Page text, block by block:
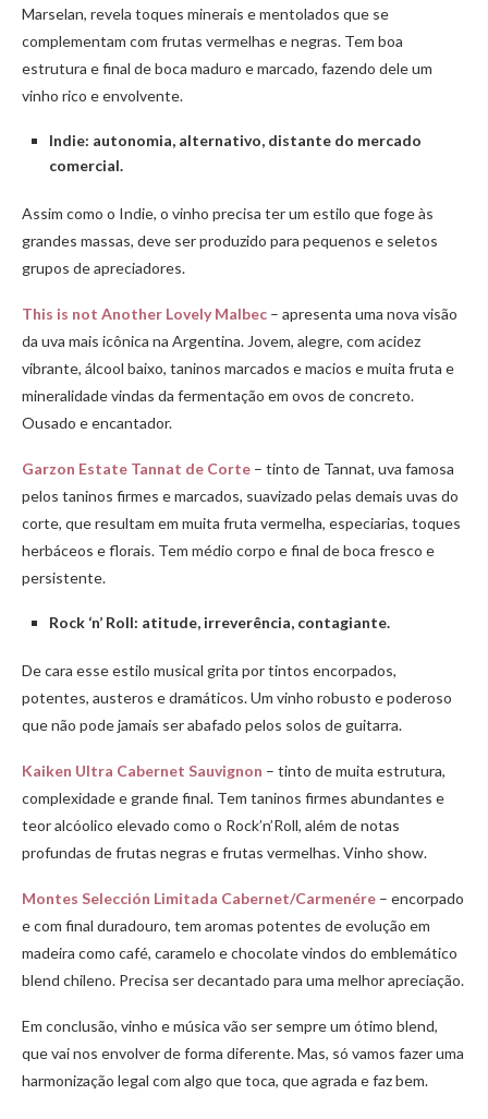
Marselan, revela toques minerais e mentolados que se
complementam com frutas vermelhas e negras. Tem boa
estrutura e final de boca maduro e marcado, fazendo dele um
vinho rico e envolvente.
Indie: autonomia, alternativo, distante do mercado
comercial.
Assim como o Indie, o vinho precisa ter um estilo que foge às
grandes massas, deve ser produzido para pequenos e seletos
grupos de apreciadores.
This is not Another Lovely Malbec – apresenta uma nova visão
da uva mais icônica na Argentina. Jovem, alegre, com acidez
vibrante, álcool baixo, taninos marcados e macios e muita fruta e
mineralidade vindas da fermentação em ovos de concreto.
Ousado e encantador.
Garzon Estate Tannat de Corte – tinto de Tannat, uva famosa
pelos taninos firmes e marcados, suavizado pelas demais uvas do
corte, que resultam em muita fruta vermelha, especiarias, toques
herbáceos e florais. Tem médio corpo e final de boca fresco e
persistente.
Rock ‘n’ Roll: atitude, irreverência, contagiante.
De cara esse estilo musical grita por tintos encorpados,
potentes, austeros e dramáticos. Um vinho robusto e poderoso
que não pode jamais ser abafado pelos solos de guitarra.
Kaiken Ultra Cabernet Sauvignon – tinto de muita estrutura,
complexidade e grande final. Tem taninos firmes abundantes e
teor alcóolico elevado como o Rock’n’Roll, além de notas
profundas de frutas negras e frutas vermelhas. Vinho show.
Montes Selección Limitada Cabernet/Carmenére – encorpado
e com final duradouro, tem aromas potentes de evolução em
madeira como café, caramelo e chocolate vindos do emblemático
blend chileno. Precisa ser decantado para uma melhor apreciação.
Em conclusão, vinho e música vão ser sempre um ótimo blend,
que vai nos envolver de forma diferente. Mas, só vamos fazer uma
harmonização legal com algo que toca, que agrada e faz bem.